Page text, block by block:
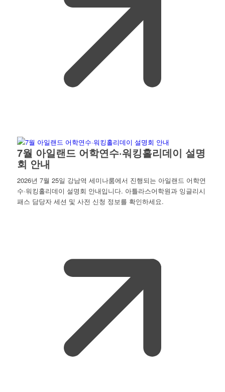
7월 아일랜드 어학연수·워킹홀리데이 설명
회 안내
2026년 7월 25일 강남역 세미나룸에서 진행되는 아일랜드 어학연
수·워킹홀리데이 설명회 안내입니다. 아틀라스어학원과 잉글리시
패스 담당자 세션 및 사전 신청 정보를 확인하세요.